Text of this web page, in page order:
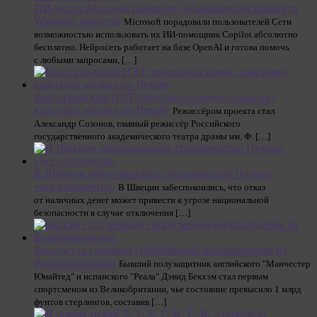
ИИ-чат от Microsoft помогает пользователям пиратить
Windows навсегда Microsoft порадовали пользователей Сети
возможностью использовать их ИИ-помощник Copilot абсолютно
бесплатно. Нейросеть работает на базе OpenAI и готова помочь
с любыми запросами, […]
Волгоградский НЭТ предложил новую трактовку
классики: музикл по Чехову Режиссёром проекта стал
Александр Созонов, главный режиссёр Российского
государственного академического театра драмы им. Ф. […]
В Швеции обеспокоились способностью Путина
«все отключить» В Швеции забеспокоились, что отказ
от наличных денег может привести к угрозе национальной
безопасности в случае отключения […]
Бекхэм стал первым спортсменом-миллиардером из
Великобритании Бывший полузащитник английского "Манчестер
Юнайтед" и испанского "Реала" Дэвид Бекхэм стал первым
спортсменом из Великобритании, чье состояние превысило 1 млрд
фунтов стерлингов, составив […]